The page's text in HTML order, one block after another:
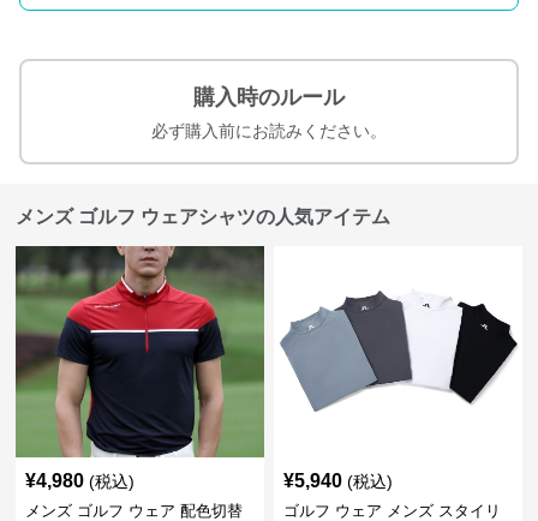
購入時のルール
必ず購入前にお読みください。
メンズ ゴルフ ウェアシャツの人気アイテム
¥4,980 (税込)
メンズ ゴルフ ウェア 配色切替
¥5,940 (税込)
ゴルフ ウェア メンズ スタイリ